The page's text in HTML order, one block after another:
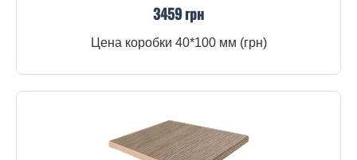
3459 грн
Цена коробки 40*100 мм (грн)